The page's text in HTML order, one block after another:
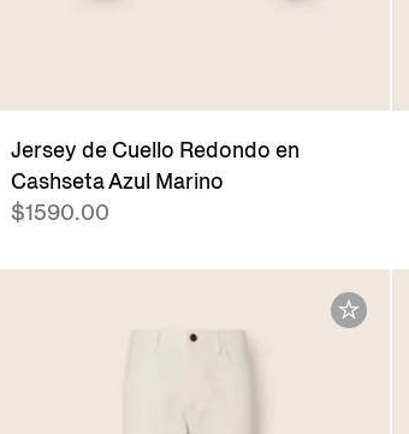
Jersey de Cuello Redondo en
Cashseta Azul Marino
$1590.00